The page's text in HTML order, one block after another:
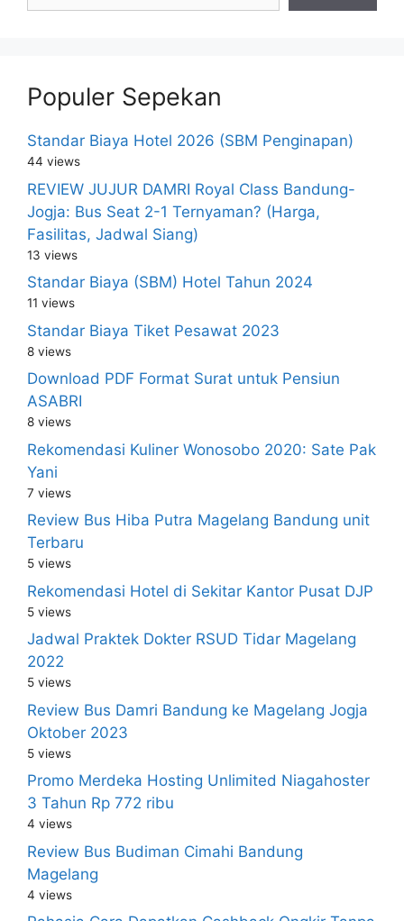
Populer Sepekan
Standar Biaya Hotel 2026 (SBM Penginapan)
44 views
REVIEW JUJUR DAMRI Royal Class Bandung-
Jogja: Bus Seat 2-1 Ternyaman? (Harga,
Fasilitas, Jadwal Siang)
13 views
Standar Biaya (SBM) Hotel Tahun 2024
11 views
Standar Biaya Tiket Pesawat 2023
8 views
Download PDF Format Surat untuk Pensiun
ASABRI
8 views
Rekomendasi Kuliner Wonosobo 2020: Sate Pak
Yani
7 views
Review Bus Hiba Putra Magelang Bandung unit
Terbaru
5 views
Rekomendasi Hotel di Sekitar Kantor Pusat DJP
5 views
Jadwal Praktek Dokter RSUD Tidar Magelang
2022
5 views
Review Bus Damri Bandung ke Magelang Jogja
Oktober 2023
5 views
Promo Merdeka Hosting Unlimited Niagahoster
3 Tahun Rp 772 ribu
4 views
Review Bus Budiman Cimahi Bandung
Magelang
4 views